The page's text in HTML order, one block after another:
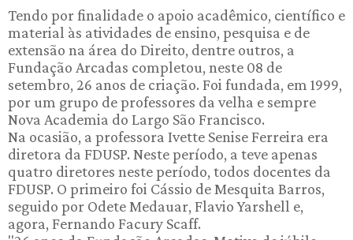
Tendo por finalidade o apoio acadêmico, científico e
material às atividades de ensino, pesquisa e de
extensão na área do Direito, dentre outros, a
Fundação Arcadas completou, neste 08 de
setembro, 26 anos de criação. Foi fundada, em 1999,
por um grupo de professores da velha e sempre
Nova Academia do Largo São Francisco.
Na ocasião, a professora Ivette Senise Ferreira era
diretora da FDUSP. Neste período, a teve apenas
quatro diretores neste período, todos docentes da
FDUSP. O primeiro foi Cássio de Mesquita Barros,
seguido por Odete Medauar, Flavio Yarshell e,
agora, Fernando Facury Scaff.